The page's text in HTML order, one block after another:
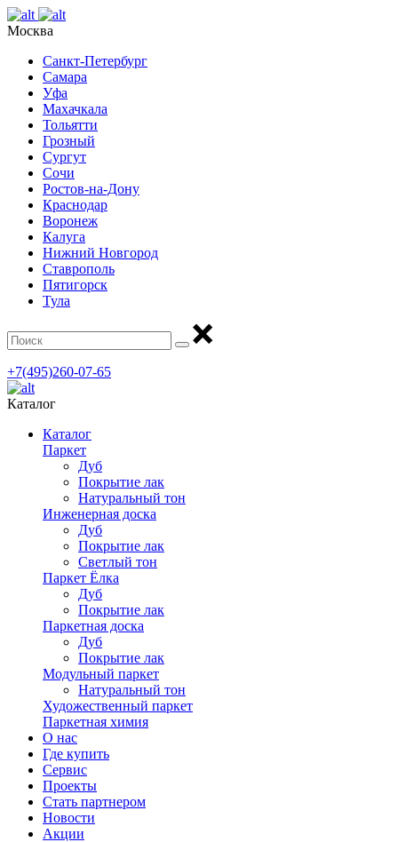
Москва
Санкт-Петербург
Самара
Уфа
Махачкала
Тольятти
Грозный
Сургут
Сочи
Ростов-на-Дону
Краснодар
Воронеж
Калуга
Нижний Новгород
Ставрополь
Пятигорск
Тула
+7(495)260-07-65
Каталог
Каталог
Паркет
Дуб
Покрытие лак
Натуральный тон
Инженерная доска
Дуб
Покрытие лак
Светлый тон
Паркет Ёлка
Дуб
Покрытие лак
Паркетная доска
Дуб
Покрытие лак
Модульный паркет
Натуральный тон
Художественный паркет
Паркетная химия
О нас
Где купить
Сервис
Проекты
Стать партнером
Новости
Акции